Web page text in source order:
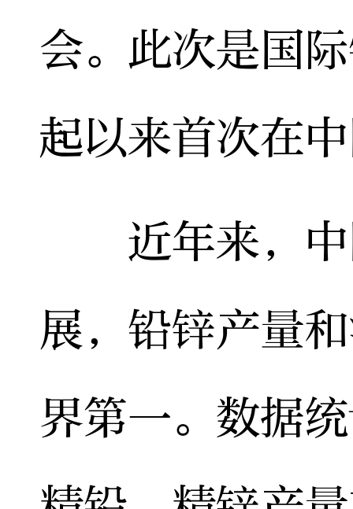
会。此次是国
起以来首次在
近年来，中
展，铅锌产量
界第一。数据